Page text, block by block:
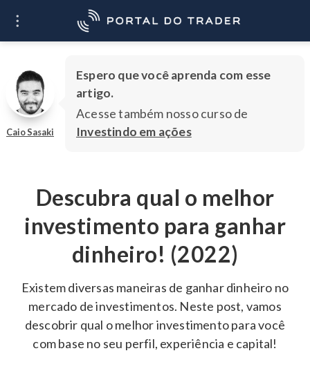
O que você quer
aprender?
Descubra qual o melhor
investimento para ganhar
dinheiro! (2022)
Existem diversas maneiras de ganhar dinheiro no
mercado de investimentos. Neste post, vamos
descobrir qual o melhor investimento para você
com base no seu perfil, experiência e capital!
Caio Sasaki
Espero que você aprenda com esse
artigo.
Acesse também nosso curso de
Investindo em ações